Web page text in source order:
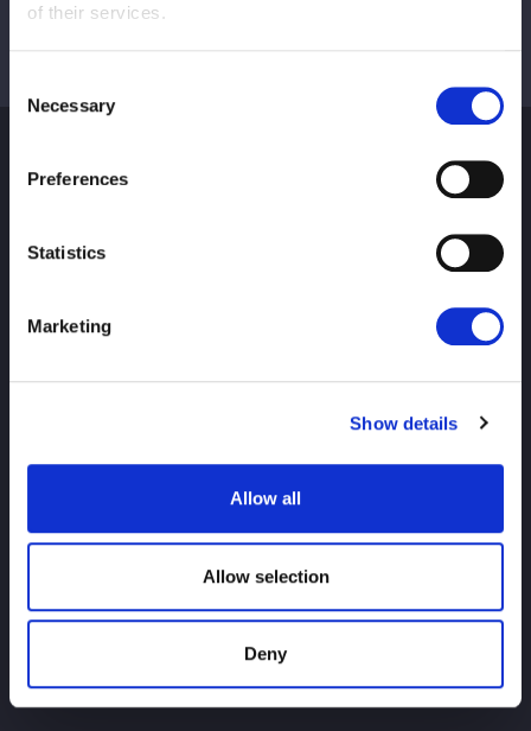
of their services.
Selection
Necessary
Preferences
Statistics
Marketing
Show details
Allow all
Allow selection
Deny
SPITZE
Waren
Anfrage
Für Erstnutzer Titelgeschichte